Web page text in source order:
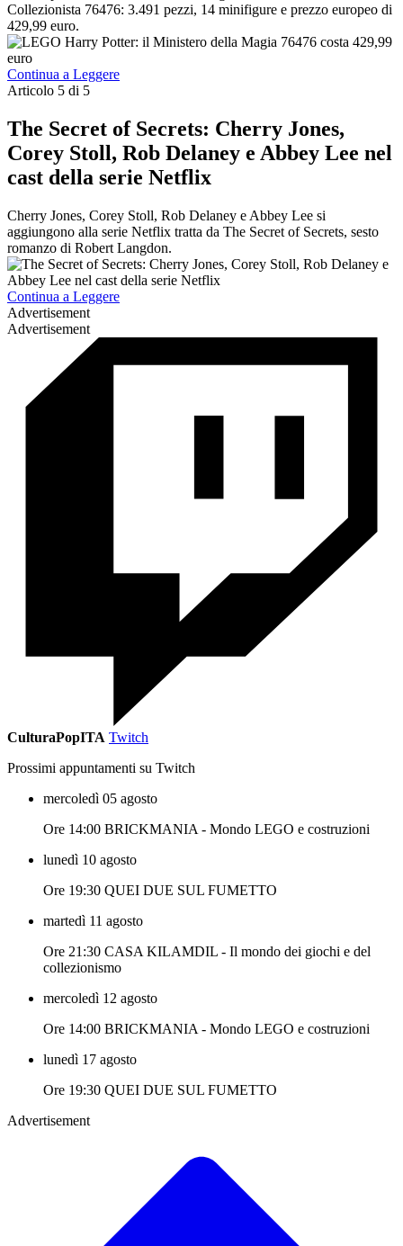
Collezionista 76476: 3.491 pezzi, 14 minifigure e prezzo europeo di
429,99 euro.
Continua a Leggere
Articolo 5 di 5
The Secret of Secrets: Cherry Jones,
Corey Stoll, Rob Delaney e Abbey Lee nel
cast della serie Netflix
Cherry Jones, Corey Stoll, Rob Delaney e Abbey Lee si
aggiungono alla serie Netflix tratta da The Secret of Secrets, sesto
romanzo di Robert Langdon.
Continua a Leggere
Advertisement
Advertisement
CulturaPopITA Twitch
Prossimi appuntamenti su Twitch
mercoledì 05 agosto
Ore 14:00 BRICKMANIA - Mondo LEGO e costruzioni
lunedì 10 agosto
Ore 19:30 QUEI DUE SUL FUMETTO
martedì 11 agosto
Ore 21:30 CASA KILAMDIL - Il mondo dei giochi e del
collezionismo
mercoledì 12 agosto
Ore 14:00 BRICKMANIA - Mondo LEGO e costruzioni
lunedì 17 agosto
Ore 19:30 QUEI DUE SUL FUMETTO
Advertisement